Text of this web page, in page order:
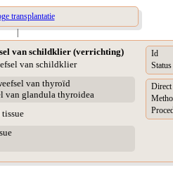
transplantatie
|
van schildklier (verrichting)
van schildklier
van thyroïd
van glandula thyroidea
Id
Status
Direct